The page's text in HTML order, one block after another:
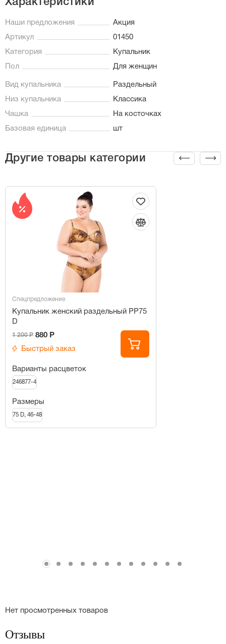
Характеристики
Наши предложения Акция
Артикул 01450
Категория Купальник
Пол Для женщин
Вид купальника Раздельный
Низ купальника Классика
Чашка На косточках
Базовая единица шт
Другие товары категории
Спецпредложение
Купальник женский раздельный PP75
D
1 200 Р 880 Р
Быстрый заказ
Варианты расцветок
246877-4
Размеры
75 D, 46-48
Нет просмотренных товаров
Отзывы